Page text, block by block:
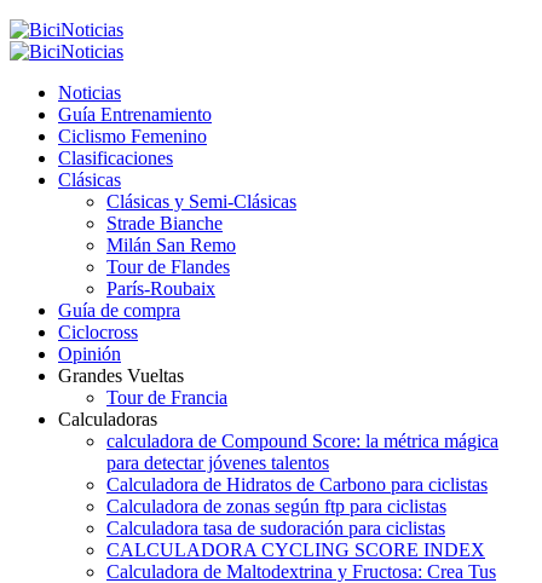
Noticias
Guía Entrenamiento
Ciclismo Femenino
Clasificaciones
Clásicas
Clásicas y Semi-Clásicas
Strade Bianche
Milán San Remo
Tour de Flandes
París-Roubaix
Guía de compra
Ciclocross
Opinión
Grandes Vueltas
Tour de Francia
Calculadoras
calculadora de Compound Score: la métrica mágica
para detectar jóvenes talentos
Calculadora de Hidratos de Carbono para ciclistas
Calculadora de zonas según ftp para ciclistas
Calculadora tasa de sudoración para ciclistas
CALCULADORA CYCLING SCORE INDEX
Calculadora de Maltodextrina y Fructosa: Crea Tus